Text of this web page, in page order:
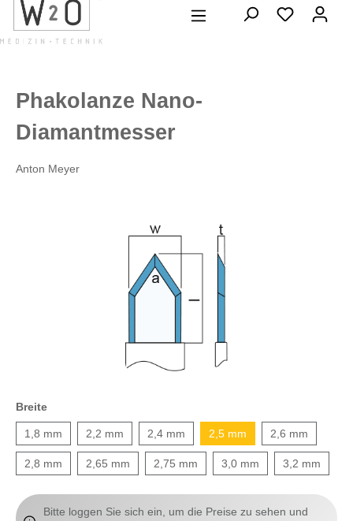
springen
Phakolanze Nano-
Diamantmesser
Anton Meyer
Breite
1,8 mm 2,2 mm 2,4 mm 2,5 mm 2,6 mm
2,8 mm 2,65 mm 2,75 mm 3,0 mm 3,2 mm
Bitte loggen Sie sich ein, um die Preise zu sehen und